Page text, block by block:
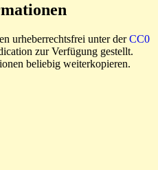
urheberrechtsfrei unter derCC0
zur Verfügung gestellt.
beliebig weiterkopieren.